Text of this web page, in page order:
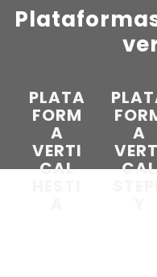
PLATA
FORM
A
VERTI
CAL
A
CAL